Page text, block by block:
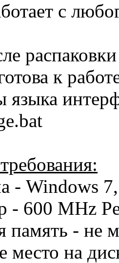
с
к
- Windows
- 600 MHz
память - не
место на